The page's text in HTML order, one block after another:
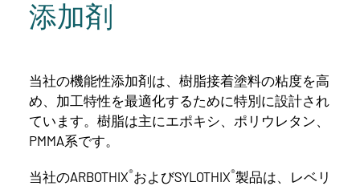
添加剤
当社の機能性添加剤は、樹脂接着塗料の粘度を高
め、加工特性を最適化するために特別に設計され
ています。樹脂は主にエポキシ、ポリウレタン、
PMMA系です。
当社のARBOTHIX®およびSYLOTHIX®製品は、レベリ